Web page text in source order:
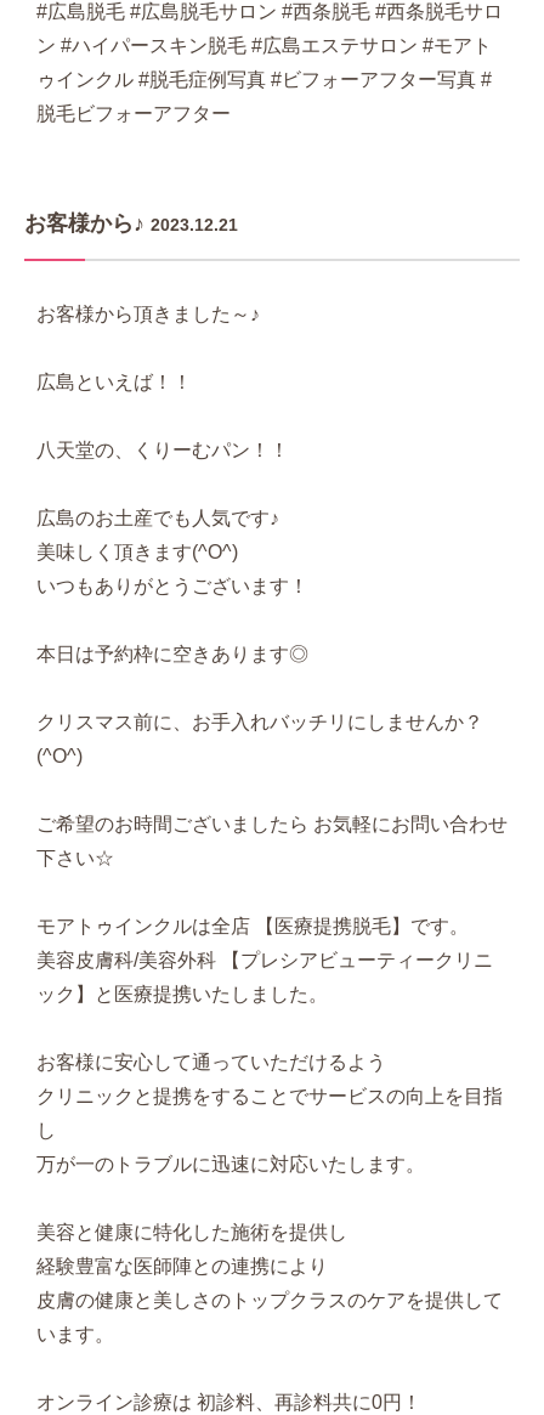
#広島脱毛 #広島脱毛サロン #西条脱毛 #西条脱毛サロ
ン #ハイパースキン脱毛 #広島エステサロン #モアト
ゥインクル #脱毛症例写真 #ビフォーアフター写真 #
脱毛ビフォーアフター
お客様から♪ 2023.12.21
お客様から頂きました～♪
広島といえば！！
八天堂の、くりーむパン！！
広島のお土産でも人気です♪
美味しく頂きます(^O^)
いつもありがとうございます！
本日は予約枠に空きあります◎
クリスマス前に、お手入れバッチリにしませんか？
(^O^)
ご希望のお時間ございましたら お気軽にお問い合わせ
下さい☆
モアトゥインクルは全店 【医療提携脱毛】です。
美容皮膚科/美容外科 【プレシアビューティークリニ
ック】と医療提携いたしました。
お客様に安心して通っていただけるよう
クリニックと提携をすることでサービスの向上を目指
し
万が一のトラブルに迅速に対応いたします。
美容と健康に特化した施術を提供し
経験豊富な医師陣との連携により
皮膚の健康と美しさのトップクラスのケアを提供して
います。
オンライン診療は 初診料、再診料共に0円！